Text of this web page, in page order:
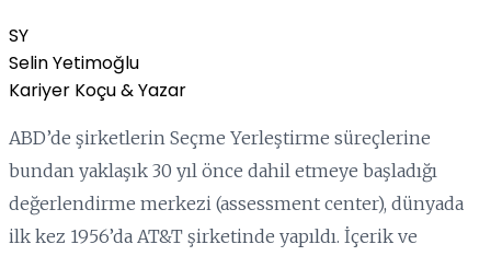
SY
Selin Yetimoğlu
Kariyer Koçu & Yazar
ABD’de şirketlerin Seçme Yerleştirme süreçlerine
bundan yaklaşık 30 yıl önce dahil etmeye başladığı
değerlendirme merkezi (assessment center), dünyada
ilk kez 1956’da AT&T şirketinde yapıldı. İçerik ve